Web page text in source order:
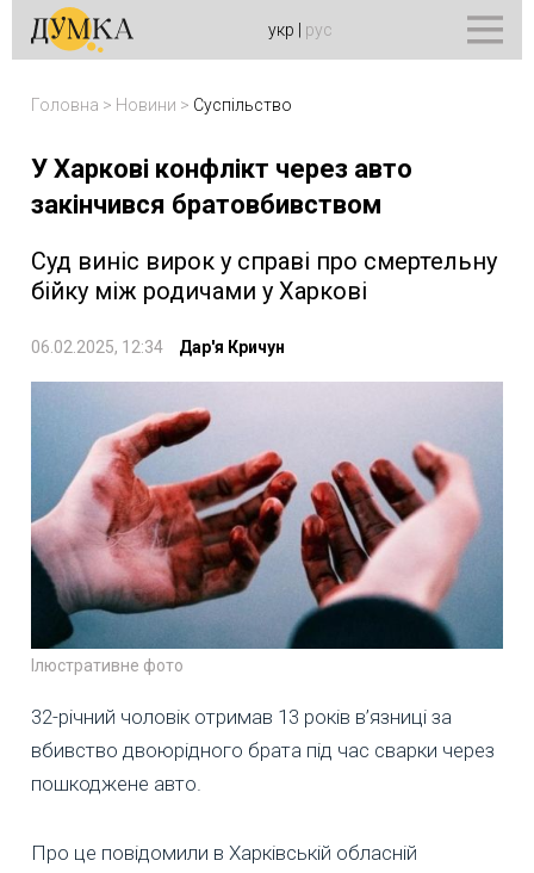
укр рус
Головна > Новини > Суспільство
У Харкові конфлікт через авто
закінчився братовбивством
Суд виніс вирок у справі про смертельну
бійку між родичами у Харкові
06.02.2025, 12:34 Дар'я Кричун
Ілюстративне фото
32-річний чоловік отримав 13 років в’язниці за
вбивство двоюрідного брата під час сварки через
пошкоджене авто.
Про це повідомили в Харківській обласній